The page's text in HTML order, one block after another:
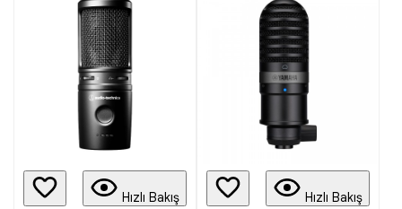
Hızlı Bakış
Hızlı Bakış